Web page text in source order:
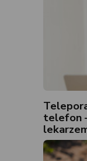
telefon